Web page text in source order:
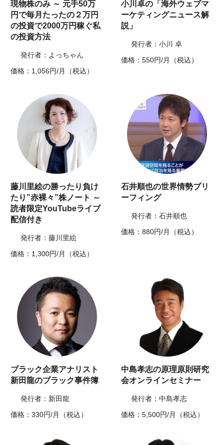
現物株のみ ～ 元手50万
円で毎月たったの２万円
の投資で2000万円稼ぐ私
の投資方法
発行者：よっちゃん
価格：1,056円/月（税込）
小川卓の「海外ウェブマ
ーケティングニュース解
説」
発行者：小川 卓
価格：550円/月（税込）
藤川里絵の勝ったり負け
たり”赤裸々”株ノート ～
読者限定YouTubeライブ
配信付き
発行者：藤川里絵
価格：1,300円/月（税込）
石井順也の世界情勢ブリ
ーフィング
発行者：石井順也
価格：880円/月（税込）
ブラック企業アナリスト
新田龍のブラック事件簿
発行者：新田龍
価格：330円/月（税込）
中島孝志の原理原則研究
会オンラインセミナー
発行者：中島孝志
価格：5,500円/月（税込）